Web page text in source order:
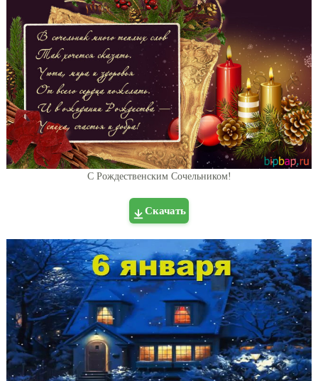
С Рождественским Сочельником!
Скачать